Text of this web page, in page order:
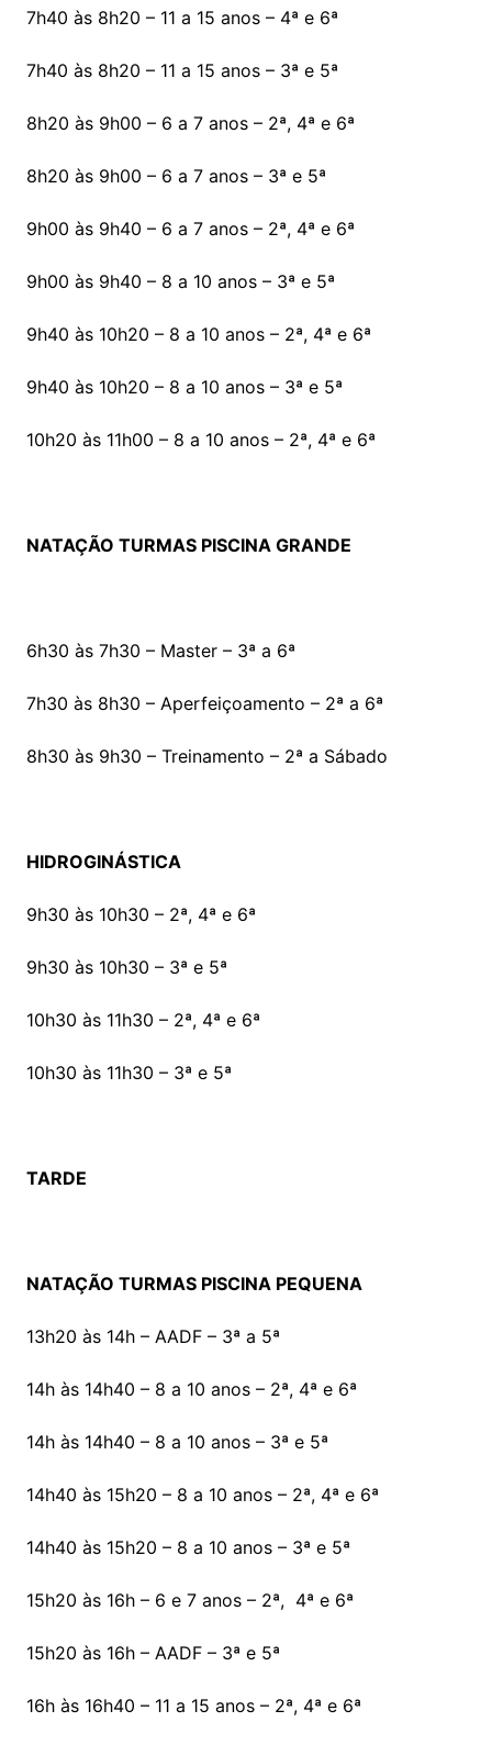
7h40 às 8h20 – 11 a 15 anos – 4ª e 6ª
7h40 às 8h20 – 11 a 15 anos – 3ª e 5ª
8h20 às 9h00 – 6 a 7 anos – 2ª, 4ª e 6ª
8h20 às 9h00 – 6 a 7 anos – 3ª e 5ª
9h00 às 9h40 – 6 a 7 anos – 2ª, 4ª e 6ª
9h00 às 9h40 – 8 a 10 anos – 3ª e 5ª
9h40 às 10h20 – 8 a 10 anos – 2ª, 4ª e 6ª
9h40 às 10h20 – 8 a 10 anos – 3ª e 5ª
10h20 às 11h00 – 8 a 10 anos – 2ª, 4ª e 6ª
NATAÇÃO TURMAS PISCINA GRANDE
6h30 às 7h30 – Master – 3ª a 6ª
7h30 às 8h30 – Aperfeiçoamento – 2ª a 6ª
8h30 às 9h30 – Treinamento – 2ª a Sábado
HIDROGINÁSTICA
9h30 às 10h30 – 2ª, 4ª e 6ª
9h30 às 10h30 – 3ª e 5ª
10h30 às 11h30 – 2ª, 4ª e 6ª
10h30 às 11h30 – 3ª e 5ª
TARDE
NATAÇÃO TURMAS PISCINA PEQUENA
13h20 às 14h – AADF – 3ª a 5ª
14h às 14h40 – 8 a 10 anos – 2ª, 4ª e 6ª
14h às 14h40 – 8 a 10 anos – 3ª e 5ª
14h40 às 15h20 – 8 a 10 anos – 2ª, 4ª e 6ª
14h40 às 15h20 – 8 a 10 anos – 3ª e 5ª
15h20 às 16h – 6 e 7 anos – 2ª, 4ª e 6ª
15h20 às 16h – AADF – 3ª e 5ª
16h às 16h40 – 11 a 15 anos – 2ª, 4ª e 6ª